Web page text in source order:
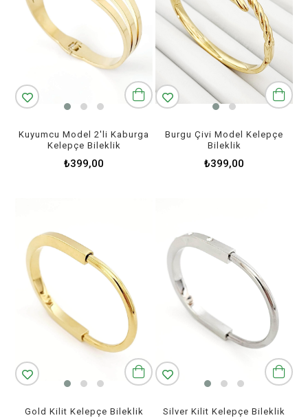
Kuyumcu Model 2'li Kaburga
Kelepçe Bileklik
₺399,00
Burgu Çivi Model Kelepçe
Bileklik
₺399,00
Gold Kilit Kelepçe Bileklik Silver Kilit Kelepçe Bileklik